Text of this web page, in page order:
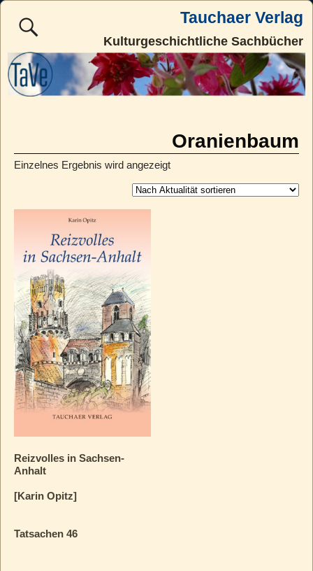
Tauchaer Verlag
Kulturgeschichtliche Sachbücher
Oranienbaum
Einzelnes Ergebnis wird angezeigt
Reizvolles in Sachsen-
Anhalt
[Karin Opitz]
Tatsachen 46